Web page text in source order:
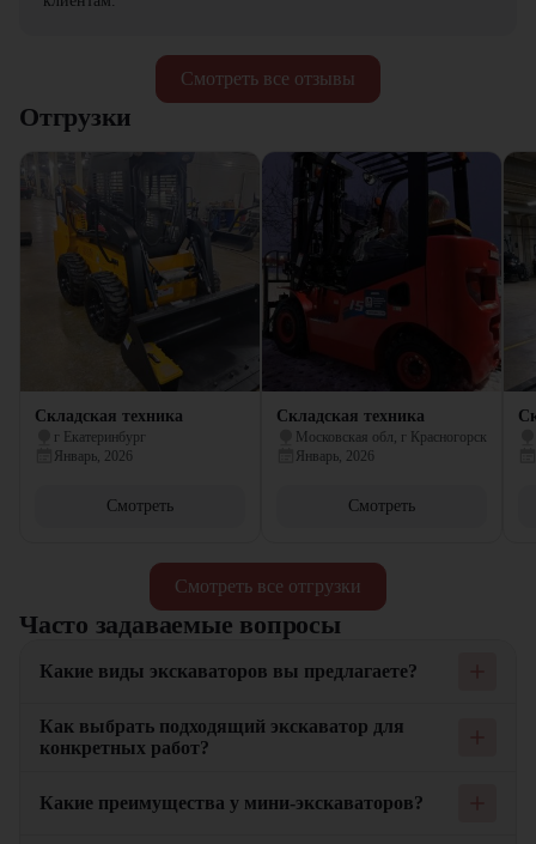
Смотреть все отзывы
Смотреть все отгрузки
Отгрузки
Складская техника
г Екатеринбург
Январь, 2026
Смотреть
Складская техника
Московская обл, г Красногорск
Январь, 2026
Смотреть
Часто задаваемые вопросы
Какие виды экскаваторов вы предлагаете?
гусеничные, колесные и мини-экскаваторы. Наши
экскаваторы предназначены для выполнения различных видов
дорожное строительство. Каждый тип техники обладает
Как выбрать подходящий экскаватор для
конкретных работ?
предстоит выполнять ежедневно, а также условия
Какие преимущества у мини-экскаваторов?